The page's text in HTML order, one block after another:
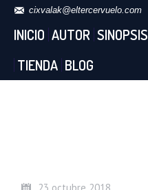
cixvalak@eltercervuelo.com
INICIO AUTOR SINOPSIS
TIENDA BLOG